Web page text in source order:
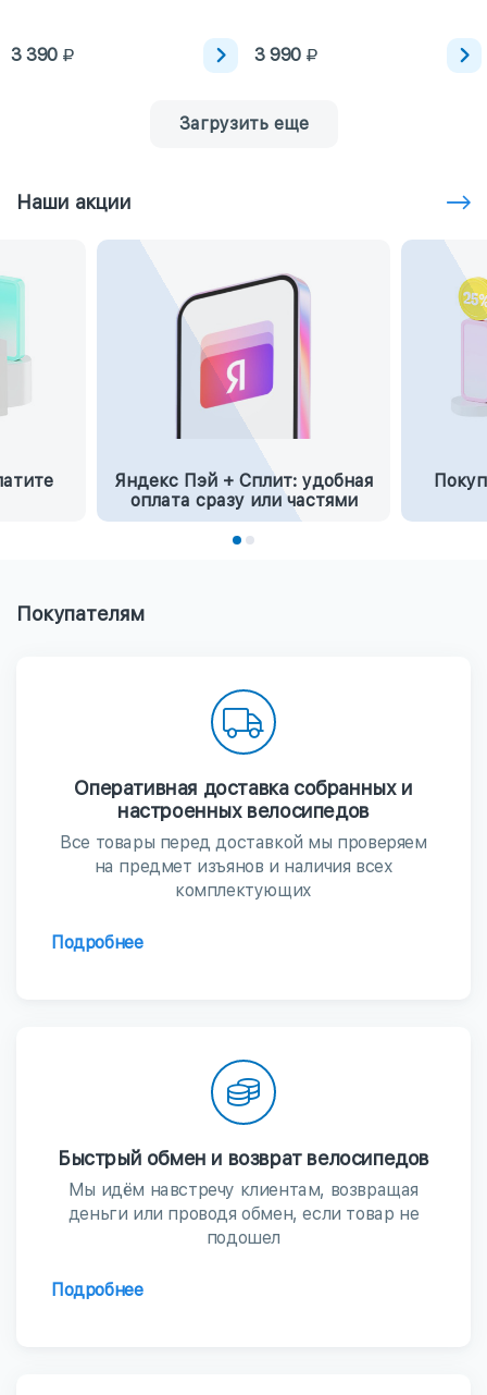
3 390 3 990
Загрузить еще
Наши акции
Яндекс Пэй + Сплит: удобная
оплата сразу или частями
Покупателям
Оперативная доставка собранных и
настроенных велосипедов
Все товары перед доставкой мы проверяем
на предмет изъянов и наличия всех
комплектующих
Подробнее
Быстрый обмен и возврат велосипедов
Мы идём навстречу клиентам, возвращая
деньги или проводя обмен, если товар не
подошел
Подробнее